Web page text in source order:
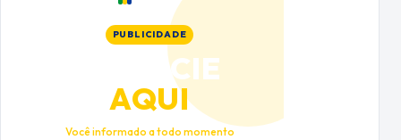
PUBLICIDADE
ANUNCIE
AQUI
Você informado a todo momento